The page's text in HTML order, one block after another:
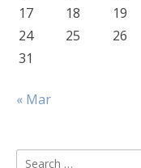
17
18 19
24
25 26
31
« Mar
Search